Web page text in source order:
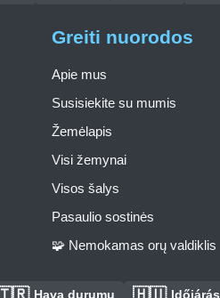
Greiti nuorodos
Apie mus
Susisiekite su mumis
Žemėlapis
Visi žemynai
Visos šalys
Pasaulio sostinės
🧩 Nemokamas orų valdiklis
Hava durumu Időjárás